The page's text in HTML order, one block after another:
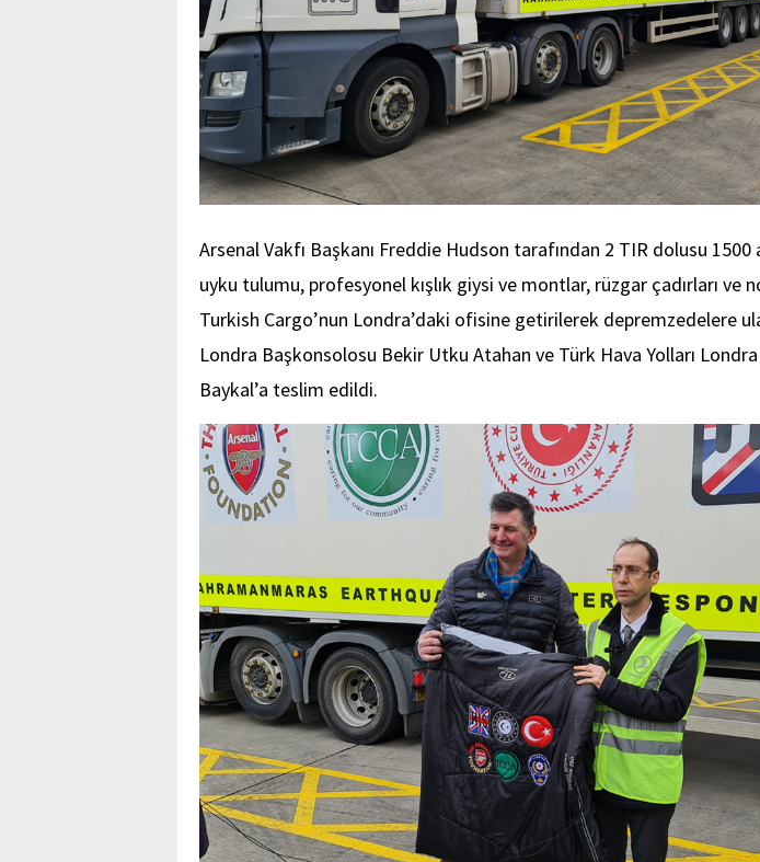
Arsenal Vakfı Başkanı Freddie Hudson tarafından 2 TIR dolusu
uyku tulumu, profesyonel kışlık giysi ve montlar, rüzgar çadırları ve
Turkish Cargo’nun Londra’daki ofisine getirilerek depremzedelere
Londra Başkonsolosu Bekir Utku Atahan ve Türk Hava Yolları
Baykal’a teslim edildi.